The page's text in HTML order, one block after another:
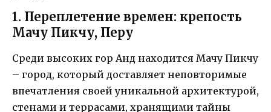
1. Переплетение времен: крепость
Мачу Пикчу, Перу
Среди высоких гор Анд находится Мачу Пикчу
– город, который доставляет неповторимые
впечатления своей уникальной архитектурой,
стенами и террасами, хранящими тайны